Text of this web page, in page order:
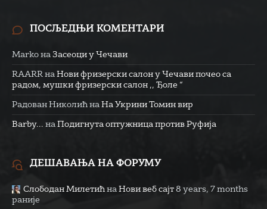
ПОСЉЕДЊИ КОМЕНТАРИ
Marko на Засеоци у Чечави
RAARR на Нови фризерски салон у Чечави почео са
радом, мушки фризерски салон ,, Ђоле “
Радован Николић на На Укрини Томин вир
Barby... на Подигнута оптужница против Руфија
ДЕШАВАЊА НА ФОРУМУ
Слободан Милетић на Нови веб сајт 8 years, 7 months
раније